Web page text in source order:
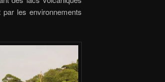
les environnements